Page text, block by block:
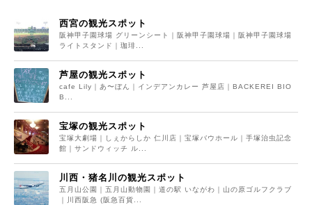
西宮の観光スポット
阪神甲子園球場 グリーンシート｜阪神甲子園球場｜阪神甲子園球場
ライトスタンド｜珈琲...
芦屋の観光スポット
cafe Lily｜あ〜ぼん｜インデアンカレー‎ 芦屋店｜BACKEREI BIO
B...
宝塚の観光スポット
宝塚大劇場｜しぇからしか 仁川店｜宝塚バウホール｜手塚治虫記念
館｜サンドウィッチ ル...
川西・猪名川の観光スポット
五月山公園｜五月山動物園｜道の駅 いながわ｜山の原ゴルフクラブ
｜川西阪急 (阪急百貨...